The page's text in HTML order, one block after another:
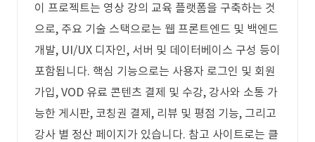
이 프로젝트는 영상 강의 교육 플랫폼을 구축하는 것
으로, 주요 기술 스택으로는 웹 프론트엔드 및 백엔드
개발, UI/UX 디자인, 서버 및 데이터베이스 구성 등이
포함됩니다. 핵심 기능으로는 사용자 로그인 및 회원
가입, VOD 유료 콘텐츠 결제 및 수강, 강사와 소통 가
능한 게시판, 코칭권 결제, 리뷰 및 평점 기능, 그리고
강사 별 정산 페이지가 있습니다. 참고 사이트로는 클